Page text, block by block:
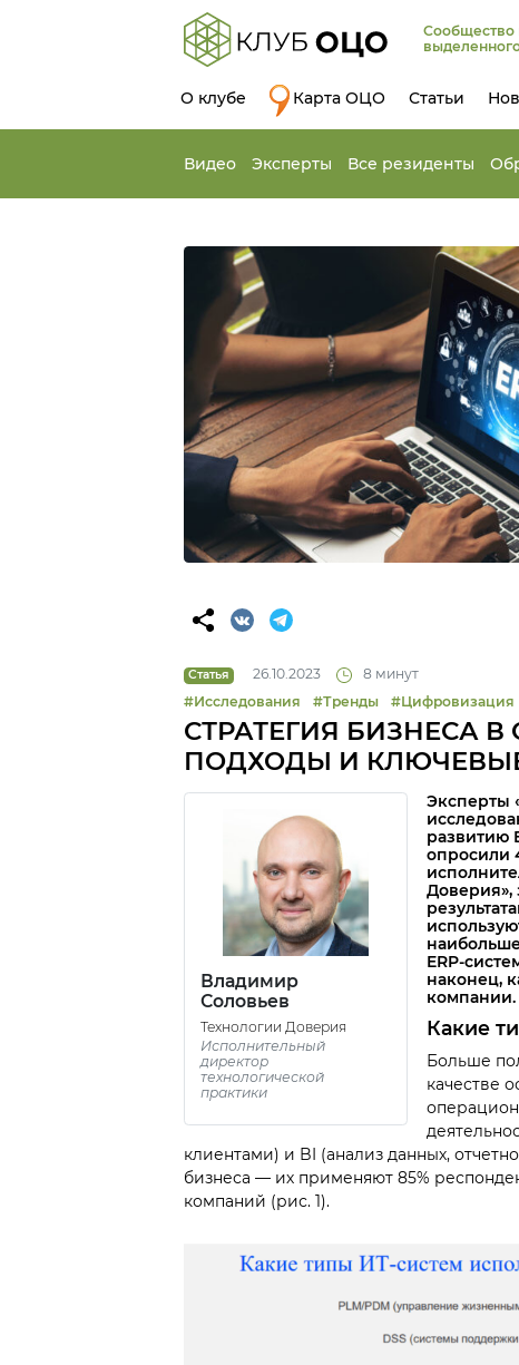
Сообщество
О клубе Карта ОЦО Статьи
Видео Эксперты Все резиденты
Статья 26.10.2023
8 минут
#Исследования
#Тренды #Цифровизация
СТРАТЕГИЯ БИЗНЕСА
ПОДХОДЫ И
Владимир
Соловьев
Технологии Доверия
Исполнительный
директор
технологической
практики
Эксперты
развитию
опросили
Доверия»,
ERP-
наконец,
компании.
Какие
Больше
качестве
клиентами) и BI (анализ данных,
бизнеса — их применяют 85%
компаний (рис. 1).